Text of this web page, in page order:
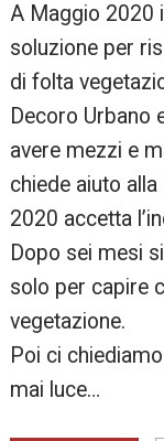
A Maggio 2020
soluzione per
di folta
Decoro Urbano
avere mezzi e
chiede aiuto
2020 accetta
Dopo sei mesi
solo per capire
vegetazione.
Poi ci
mai luce…